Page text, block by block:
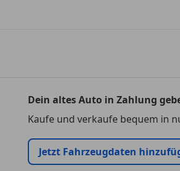
Dein altes Auto in Zahlung
Kaufe und verkaufe bequem in
Jetzt Fahrzeugdaten